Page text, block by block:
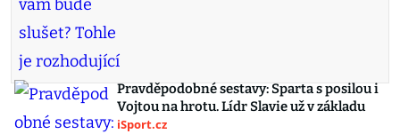
Pravděpodobné sestavy: Sparta s posilou i
Vojtou na hrotu. Lídr Slavie už v základu
iSport.cz